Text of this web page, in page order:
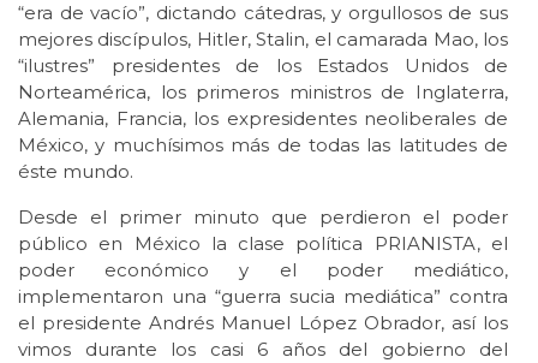
“era de vacío”, dictando cátedras, y orgullosos de sus
mejores discípulos, Hitler, Stalin, el camarada Mao, los
“ilustres” presidentes de los Estados Unidos de
Norteamérica, los primeros ministros de Inglaterra,
Alemania, Francia, los expresidentes neoliberales de
México, y muchísimos más de todas las latitudes de
éste mundo.
Desde el primer minuto que perdieron el poder
público en México la clase política PRIANISTA, el
poder económico y el poder mediático,
implementaron una “guerra sucia mediática” contra
el presidente Andrés Manuel López Obrador, así los
vimos durante los casi 6 años del gobierno del